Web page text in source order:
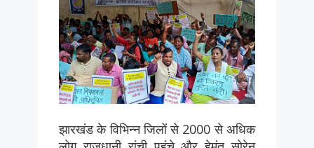
झारखंड के विभिन्न जिलों से 2000 से अधिक